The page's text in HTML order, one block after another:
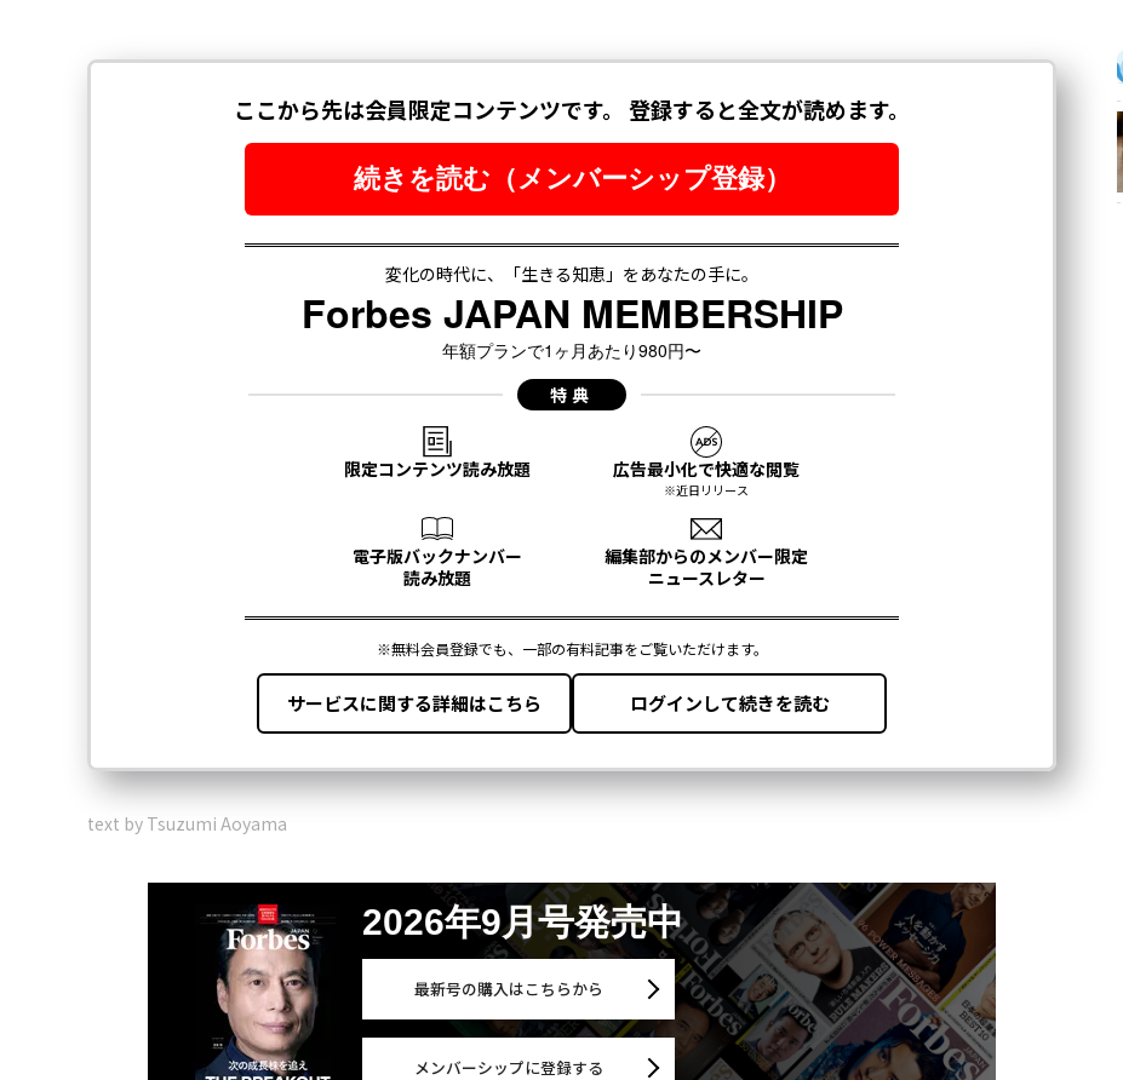
text by Tsuzumi Aoyama
2026年9月号発売中
最新号の購入はこちらから
メンバーシップに登録する